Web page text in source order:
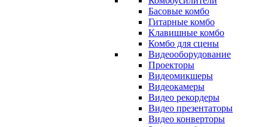
Басовые комбо
Гитарные комбо
Клавишные комбо
Комбо для сцены
Видеооборудование
Проекторы
Видеомикшеры
Видеокамеры
Видео рекордеры
Видео презентаторы
Видео конверторы